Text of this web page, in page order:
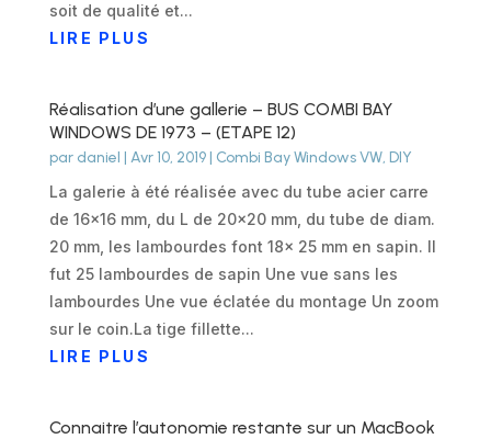
soit de qualité et...
LIRE PLUS
Réalisation d’une gallerie – BUS COMBI BAY
WINDOWS DE 1973 – (ETAPE 12)
par daniel | Avr 10, 2019| Combi Bay Windows VW, DIY
La galerie à été réalisée avec du tube acier carre
de 16x16 mm, du L de 20x20 mm, du tube de diam.
20 mm, les lambourdes font 18x 25 mm en sapin. Il
fut 25 lambourdes de sapin Une vue sans les
lambourdes Une vue éclatée du montage Un zoom
sur le coin.La tige fillette...
LIRE PLUS
Connaitre l’autonomie restante sur un MacBook